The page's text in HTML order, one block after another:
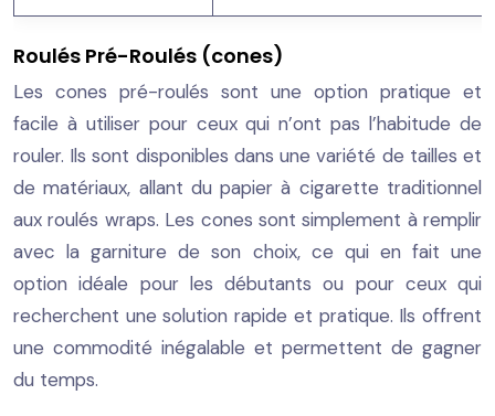
Roulés Pré-Roulés (cones)
Les cones pré-roulés sont une option pratique et
facile à utiliser pour ceux qui n’ont pas l’habitude de
rouler. Ils sont disponibles dans une variété de tailles et
de matériaux, allant du papier à cigarette traditionnel
aux roulés wraps. Les cones sont simplement à remplir
avec la garniture de son choix, ce qui en fait une
option idéale pour les débutants ou pour ceux qui
recherchent une solution rapide et pratique. Ils offrent
une commodité inégalable et permettent de gagner
du temps.